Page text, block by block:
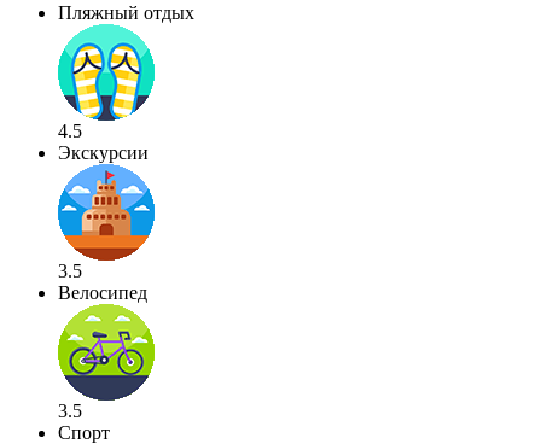
Пляжный отдых
4.5
Экскурсии
3.5
Велосипед
3.5
Спорт